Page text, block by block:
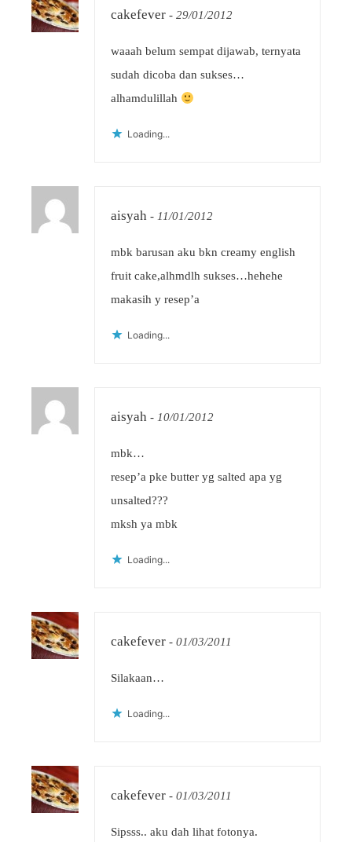
cakefever - 29/01/2012
waaah belum sempat dijawab, ternyata
sudah dicoba dan sukses…
alhamdulillah
Loading...
aisyah - 11/01/2012
mbk barusan aku bkn creamy english
fruit cake,alhmdlh sukses…hehehe
makasih y resep’a
Loading...
aisyah - 10/01/2012
mbk…
resep’a pke butter yg salted apa yg
unsalted???
mksh ya mbk
Loading...
cakefever - 01/03/2011
Silakaan…
Loading...
cakefever - 01/03/2011
Sipsss.. aku dah lihat fotonya.